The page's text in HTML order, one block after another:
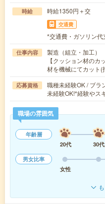
時給 時給1350円＋交
交通費
*交通費・ガソリン
仕事内容
製造（組立・加工）
【クッション材の
材を機械にてカット
応募資格
職種未経験OK / ブラ
未経験OK!*経験やス
職場の雰囲気
年齢層
20代
30代
男女比率
女性